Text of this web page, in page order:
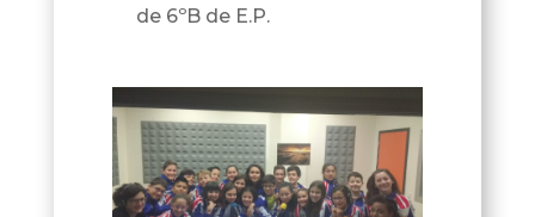
de 6ºB de E.P.